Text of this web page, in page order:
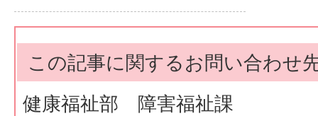
この記事に関するお問い合わせ
健康福祉部 障害福祉課